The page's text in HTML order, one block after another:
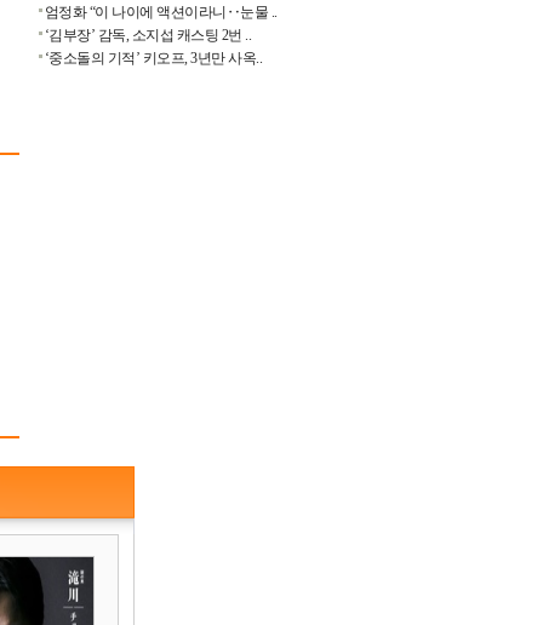
엄정화 “이 나이에 액션이라니‥눈물 ..
‘김부장’ 감독, 소지섭 캐스팅 2번 ..
‘중소돌의 기적’ 키오프, 3년만 사옥..